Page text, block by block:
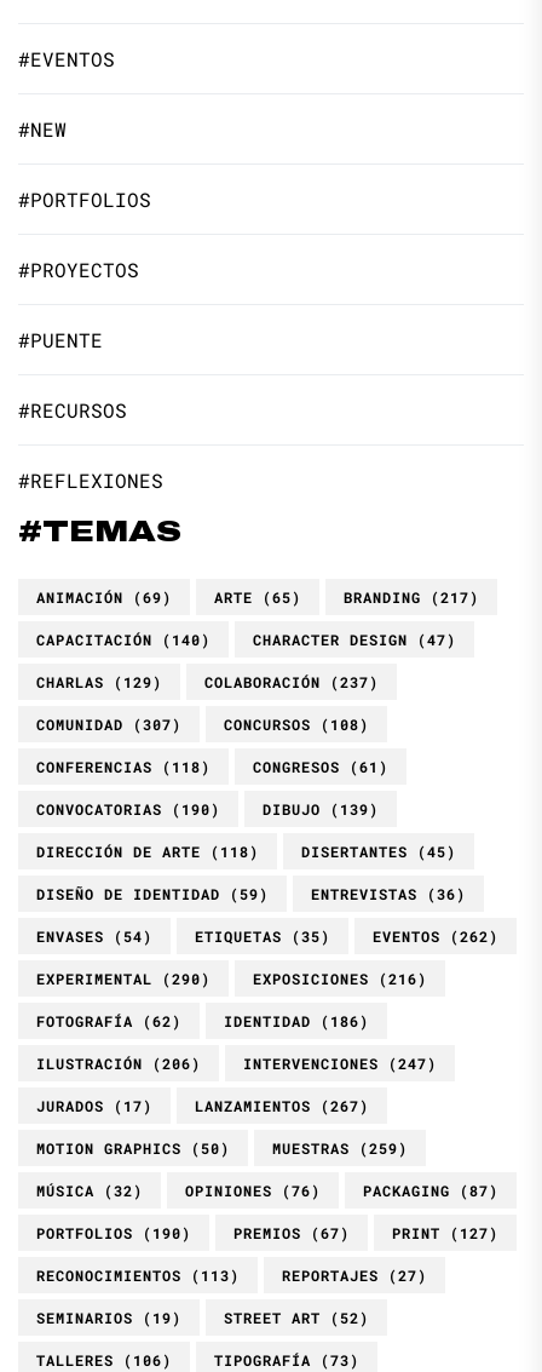
#EVENTOS
#NEW
#PORTFOLIOS
#PROYECTOS
#PUENTE
#RECURSOS
#REFLEXIONES
#TEMAS
ANIMACIÓN (69) ARTE (65) BRANDING (217)
CAPACITACIÓN (140) CHARACTER DESIGN (47)
CHARLAS (129) COLABORACIÓN (237)
COMUNIDAD (307) CONCURSOS (108)
CONFERENCIAS (118) CONGRESOS (61)
CONVOCATORIAS (190) DIBUJO (139)
DIRECCIÓN DE ARTE (118) DISERTANTES (45)
DISEÑO DE IDENTIDAD (59) ENTREVISTAS (36)
ENVASES (54) ETIQUETAS (35) EVENTOS (262)
EXPERIMENTAL (290) EXPOSICIONES (216)
FOTOGRAFÍA (62) IDENTIDAD (186)
ILUSTRACIÓN (206) INTERVENCIONES (247)
JURADOS (17) LANZAMIENTOS (267)
MOTION GRAPHICS (50) MUESTRAS (259)
MÚSICA (32) OPINIONES (76) PACKAGING (87)
PORTFOLIOS (190) PREMIOS (67) PRINT (127)
RECONOCIMIENTOS (113) REPORTAJES (27)
SEMINARIOS (19) STREET ART (52)
TALLERES (106) TIPOGRAFÍA (73)